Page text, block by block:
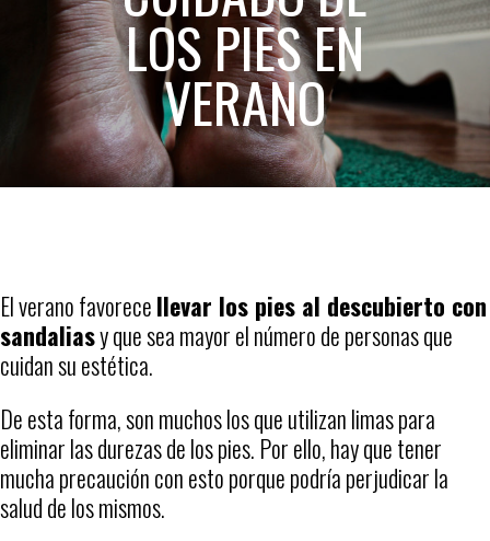
LOS PIES EN
VERANO
El verano favorecellevar los pies al descubierto con
sandaliasy que sea mayor el número de personas que
cuidan su estética.
De esta forma, son muchos los que utilizan limas para
eliminar las durezas de los pies. Por ello, hay que tener
mucha precaución con esto porque podría perjudicar la
salud de los mismos.